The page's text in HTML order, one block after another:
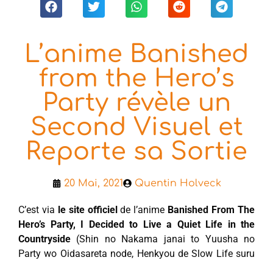
L’anime Banished
from the Hero’s
Party révèle un
Second Visuel et
Reporte sa Sortie
20 Mai, 2021 Quentin Holveck
C’est via le site officielde l’anime Banished From The
Hero’s Party, I Decided to Live a Quiet Life in the
Countryside (Shin no Nakama janai to Yuusha no
Party wo Oidasareta node, Henkyou de Slow Life suru